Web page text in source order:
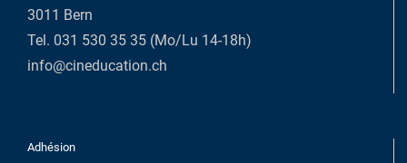
3011 Bern
Tel. 031 530 35 35 (Mo/Lu 14-18h)
info@cineducation.ch
Adhésion